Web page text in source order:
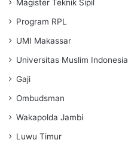
Magister Teknik Sipil
Program RPL
UMI Makassar
Universitas Muslim Indonesia
Gaji
Ombudsman
Wakapolda Jambi
Luwu Timur